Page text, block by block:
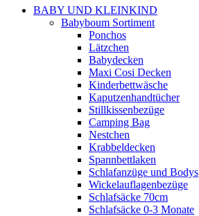
BABY UND KLEINKIND
Babyboum Sortiment
Ponchos
Lätzchen
Babydecken
Maxi Cosi Decken
Kinderbettwäsche
Kaputzenhandtücher
Stillkissenbezüge
Camping Bag
Nestchen
Krabbeldecken
Spannbettlaken
Schlafanzüge und Bodys
Wickelauflagenbezüge
Schlafsäcke 70cm
Schlafsäcke 0-3 Monate